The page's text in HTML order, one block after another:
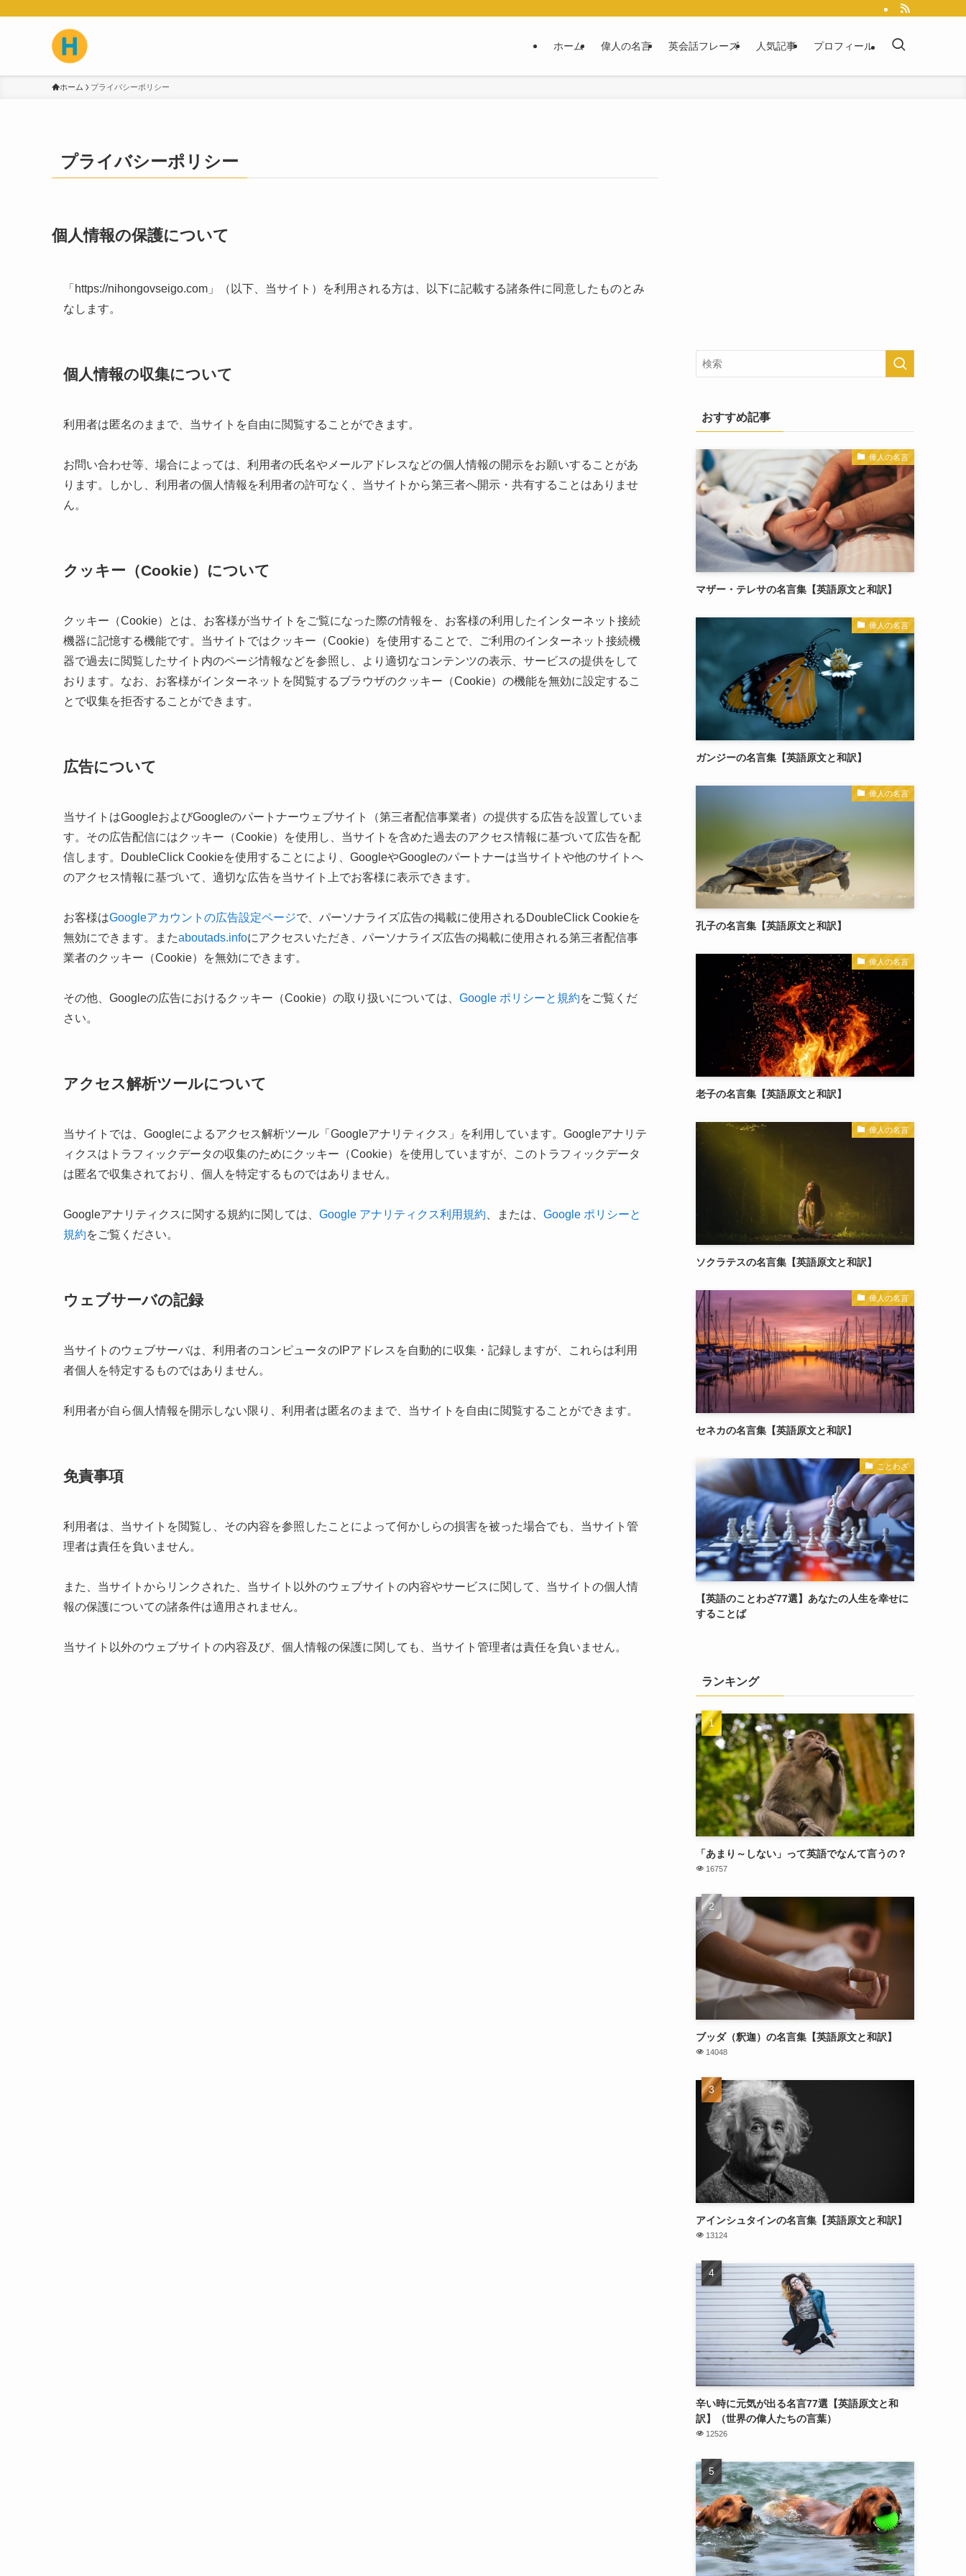
ホーム 偉人の名言 英会話フレーズ 人気記事 プロフィール
ホーム プライバシーポリシー
プライバシーポリシー
個人情報の保護について
「https://nihongovseigo.com」（以下、当サイト）を利用される方は、以下に記載する諸条件に同意したものとみ
なします。
個人情報の収集について
利用者は匿名のままで、当サイトを自由に閲覧することができます。
お問い合わせ等、場合によっては、利用者の氏名やメールアドレスなどの個人情報の開示をお願いすることがあ
ります。しかし、利用者の個人情報を利用者の許可なく、当サイトから第三者へ開示・共有することはありませ
ん。
クッキー（Cookie）について
クッキー（Cookie）とは、お客様が当サイトをご覧になった際の情報を、お客様の利用したインターネット接続
機器に記憶する機能です。当サイトではクッキー（Cookie）を使用することで、ご利用のインターネット接続機
器で過去に閲覧したサイト内のページ情報などを参照し、より適切なコンテンツの表示、サービスの提供をして
おります。なお、お客様がインターネットを閲覧するブラウザのクッキー（Cookie）の機能を無効に設定するこ
とで収集を拒否することができます。
広告について
当サイトはGoogleおよびGoogleのパートナーウェブサイト（第三者配信事業者）の提供する広告を設置していま
す。その広告配信にはクッキー（Cookie）を使用し、当サイトを含めた過去のアクセス情報に基づいて広告を配
信します。DoubleClick Cookieを使用することにより、GoogleやGoogleのパートナーは当サイトや他のサイトへ
のアクセス情報に基づいて、適切な広告を当サイト上でお客様に表示できます。
お客様はGoogleアカウントの広告設定ページで、パーソナライズ広告の掲載に使用されるDoubleClick Cookieを
無効にできます。またaboutads.infoにアクセスいただき、パーソナライズ広告の掲載に使用される第三者配信事
業者のクッキー（Cookie）を無効にできます。
その他、Googleの広告におけるクッキー（Cookie）の取り扱いについては、 Google ポリシーと規約をご覧くだ
さい。
アクセス解析ツールについて
当サイトでは、Googleによるアクセス解析ツール「Googleアナリティクス」を利用しています。Googleアナリテ
ィクスはトラフィックデータの収集のためにクッキー（Cookie）を使用していますが、このトラフィックデータ
は匿名で収集されており、個人を特定するものではありません。
Googleアナリティクスに関する規約に関しては、 Google アナリティクス利用規約 、または、 Google ポリシーと
規約をご覧ください。
ウェブサーバの記録
当サイトのウェブサーバは、利用者のコンピュータのIPアドレスを自動的に収集・記録しますが、これらは利用
者個人を特定するものではありません。
利用者が自ら個人情報を開示しない限り、利用者は匿名のままで、当サイトを自由に閲覧することができます。
免責事項
利用者は、当サイトを閲覧し、その内容を参照したことによって何かしらの損害を被った場合でも、当サイト管
理者は責任を負いません。
また、当サイトからリンクされた、当サイト以外のウェブサイトの内容やサービスに関して、当サイトの個人情
報の保護についての諸条件は適用されません。
当サイト以外のウェブサイトの内容及び、個人情報の保護に関しても、当サイト管理者は責任を負いません。
おすすめ記事
偉人の名言
マザー・テレサの名言集【英語原文と和訳】
偉人の名言
ガンジーの名言集【英語原文と和訳】
偉人の名言
孔子の名言集【英語原文と和訳】
偉人の名言
老子の名言集【英語原文と和訳】
偉人の名言
ソクラテスの名言集【英語原文と和訳】
偉人の名言
セネカの名言集【英語原文と和訳】
ことわざ
【英語のことわざ77選】あなたの人生を幸せに
することば
ランキング
「あまり～しない」って英語でなんて言うの？
16757
ブッダ（釈迦）の名言集【英語原文と和訳】
14048
アインシュタインの名言集【英語原文と和訳】
13124
辛い時に元気が出る名言77選【英語原文と和
訳】（世界の偉人たちの言葉）
12526